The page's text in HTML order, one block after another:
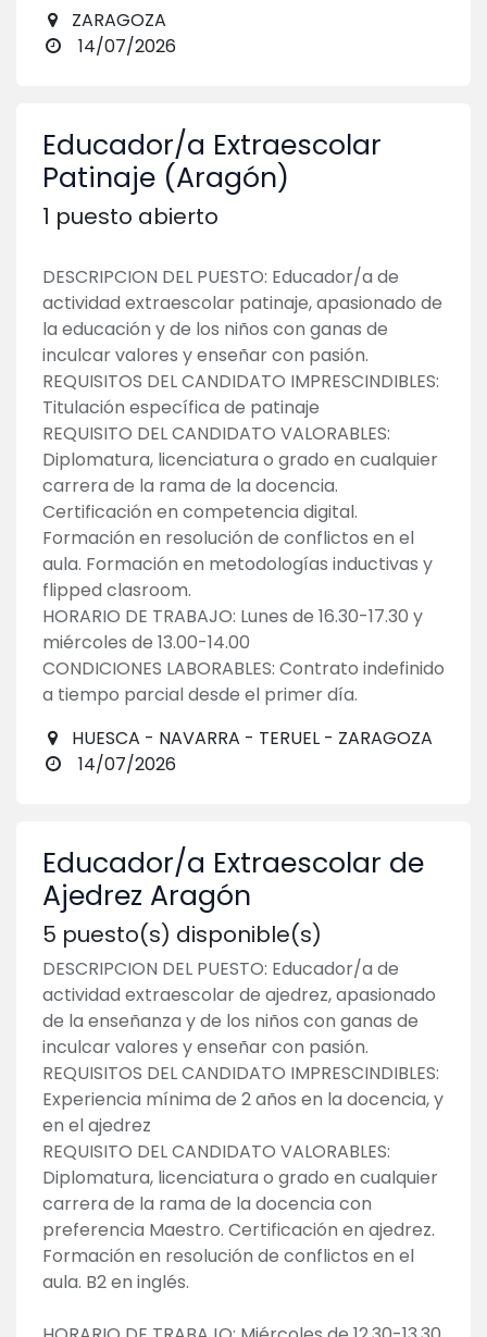
ZARAGOZA
14/07/2026
Educador/a Extraescolar
Patinaje (Aragón)
1 puesto abierto
DESCRIPCION DEL PUESTO: Educador/a de
actividad extraescolar patinaje, apasionado de
la educación y de los niños con ganas de
inculcar valores y enseñar con pasión.
REQUISITOS DEL CANDIDATO IMPRESCINDIBLES:
Titulación específica de patinaje
REQUISITO DEL CANDIDATO VALORABLES:
Diplomatura, licenciatura o grado en cualquier
carrera de la rama de la docencia.
Certificación en competencia digital.
Formación en resolución de conflictos en el
aula. Formación en metodologías inductivas y
flipped clasroom.
HORARIO DE TRABAJO: Lunes de 16.30-17.30 y
miércoles de 13.00-14.00
CONDICIONES LABORABLES: Contrato indefinido
a tiempo parcial desde el primer día.
HUESCA - NAVARRA - TERUEL - ZARAGOZA
14/07/2026
Educador/a Extraescolar de
Ajedrez Aragón
5 puesto(s) disponible(s)
DESCRIPCION DEL PUESTO: Educador/a de
actividad extraescolar de ajedrez, apasionado
de la enseñanza y de los niños con ganas de
inculcar valores y enseñar con pasión.
REQUISITOS DEL CANDIDATO IMPRESCINDIBLES:
Experiencia mínima de 2 años en la docencia, y
en el ajedrez
REQUISITO DEL CANDIDATO VALORABLES:
Diplomatura, licenciatura o grado en cualquier
carrera de la rama de la docencia con
preferencia Maestro. Certificación en ajedrez.
Formación en resolución de conflictos en el
aula. B2 en inglés.